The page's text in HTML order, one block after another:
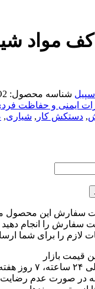
مواد
شناسه محصول:
ایمنی و حفاظت
, دستکش کار , شیاری,
سفارش این محصول
سفارش را انجام دهید
لازم را برای شما
قیمت بازار
هفته
در صورت عدم رضایت